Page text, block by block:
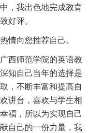
，我出色地完成教育
好评。
情向您推荐自己。
西师范学院的英语教
知自己当年的选择是
，不断丰富和提高自
讲台，喜欢与学生相
福，所以为实现自己
自己的一份力量，我